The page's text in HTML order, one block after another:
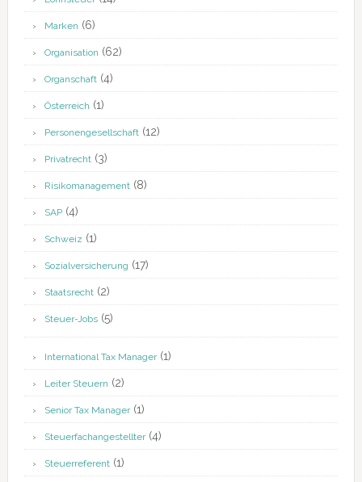
Marken (6)
Organisation (62)
Organschaft(4)
Österreich (1)
Personengesellschaft(12)
Privatrecht(3)
Risikomanagement(8)
SAP(4)
Schweiz (1)
Sozialversicherung (17)
Staatsrecht(2)
Steuer-Jobs(5)
International Tax Manager(1)
Leiter Steuern (2)
Senior Tax Manager(1)
Steuerfachangestellter(4)
Steuerreferent(1)